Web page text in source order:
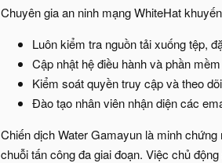
Chuyên gia an ninh mạng WhiteHat
Luôn kiểm tra nguồn tải xuống tệp,
Cập nhật hệ điều hành và phần
Kiểm soát quyền truy cập và theo
Đào tạo nhân viên nhận diện các
Chiến dịch Water Gamayun là minh
chuỗi tấn công đa giai đoạn. Việc chủ